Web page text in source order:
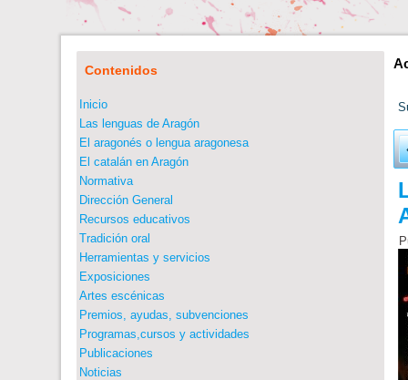
Contenidos
Inicio
Las lenguas de Aragón
El aragonés o lengua aragonesa
El catalán en Aragón
Normativa
Dirección General
Recursos educativos
Tradición oral
Herramientas y servicios
Exposiciones
Artes escénicas
Premios, ayudas, subvenciones
Programas,cursos y actividades
Publicaciones
Noticias